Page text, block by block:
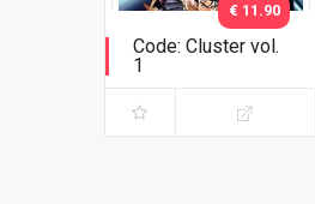
Code: Cluster vol.
1
€ 11.90